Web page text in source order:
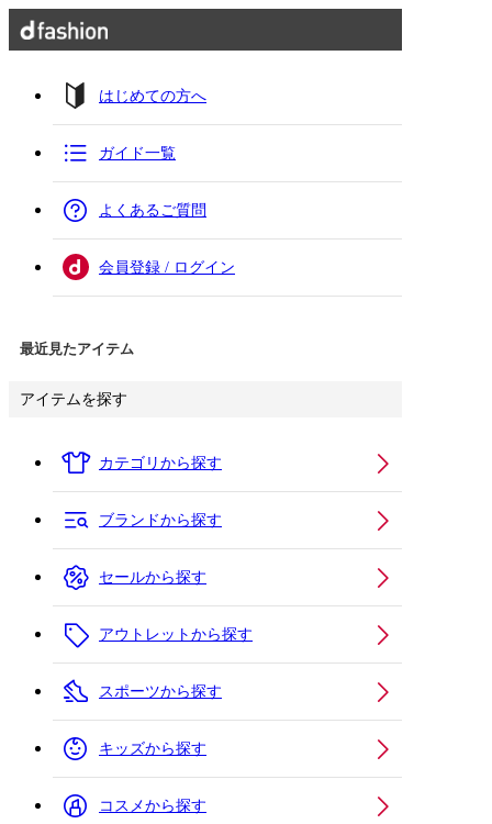
はじめての方へ
ガイド一覧
よくあるご質問
会員登録 / ログイン
最近見たアイテム
アイテムを探す
カテゴリから探す
ブランドから探す
セールから探す
アウトレットから探す
スポーツから探す
キッズから探す
コスメから探す